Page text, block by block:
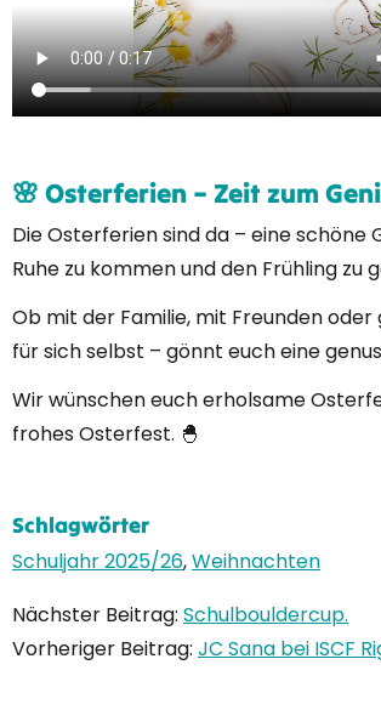
🌸 Osterferien – Zeit zum
Die Osterferien sind da – eine schöne
Ruhe zu kommen und den Frühling zu
Ob mit der Familie, mit Freunden
für sich selbst – gönnt euch eine
Wir wünschen euch erholsame
frohes Osterfest. 🐣
Schlagwörter
Schuljahr 2025/26,Weihnachten
Nächster Beitrag: Schulbouldercup.
Vorheriger Beitrag: JC Sana bei ISCF